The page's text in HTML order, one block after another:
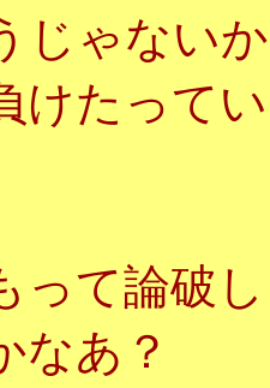
じゃない
けたって
って論破
なあ？